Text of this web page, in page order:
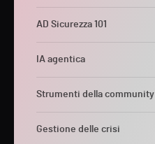
AD Sicurezza 101
IA agentica
Strumenti della community
Gestione delle crisi